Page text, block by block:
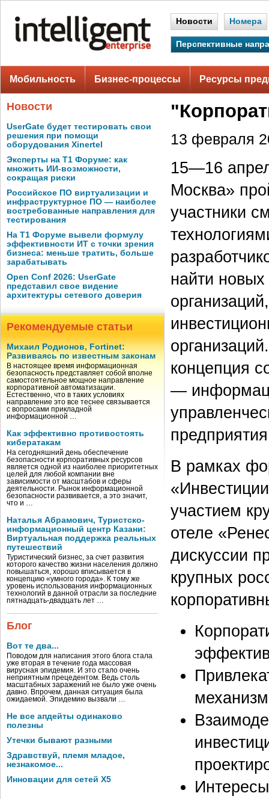
Новости Номера
Перспективные
Мобильность Бизнес-процессы Ресурсы
Новости
UserGate будет тестировать свои
решения при помощи
оборудования Xinertel
Эксперты на Т1 Форуме: как
множить ИИ-возможности,
сокращая риски
Российское ПО виртуализации и
инфраструктурное ПО — наиболее
востребованные направления для
тестирования
На Т1 Форуме вывели формулу
эффективности ИТ с точки зрения
бизнеса: меньше тратить, больше
зарабатывать
Open Conf 2026: UserGate
представил свое видение
архитектуры сетевого доверия
Рекомендуемые статьи
Михаил Родионов, Fortinet:
Развиваясь по известным законам
В настоящее время информационная
безопасность представляет собой вполне
самостоятельное мощное направление
корпоративной автоматизации.
Естественно, что в таких условиях
направление это все теснее связывается
с вопросами прикладной
информационной …
Как эффективно противостоять
кибератакам
На сегодняшний день обеспечение
безопасности корпоративных ресурсов
является одной из наиболее приоритетных
целей для любой компании вне
зависимости от масштабов и сферы
деятельности. Рынок информационной
безопасности развивается, а это значит,
что и …
Наталья Абрамович, Туристско-
информационный центр Казани:
Виртуальная поддержка реальных
путешествий
Туристический бизнес, за счет развития
которого качество жизни населения должно
повышаться, хорошо вписывается в
концепцию «умного города». К тому же
уровень использования информационных
технологий в данной отрасли за последние
пятнадцать-двадцать лет …
Блог
Вот те два...
Поводом для написания этого блога стала
уже вторая в течение года массовая
вирусная эпидемия. И это стало очень
неприятным прецедентом. Ведь столь
масштабных заражений не было уже очень
давно. Впрочем, данная ситуация была
ожидаемой. Эпидемию вызвали …
Не все апдейты одинаково
полезны
Утечки бывают разными
Здравствуй, племя младое,
незнакомое...
Инновации для сетей X5
13 февраля
15—16
Москва»
участники
найти
концепция
—
В рамках
участием
отеле
дискуссии
крупных